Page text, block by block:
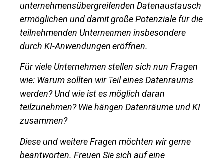
unternehmensübergreifenden Datenaustausch
ermöglichen und damit große Potenziale für die
teilnehmenden Unternehmen insbesondere
durch KI-Anwendungen eröffnen.
Für viele Unternehmen stellen sich nun Fragen
wie: Warum sollten wir Teil eines Datenraums
werden? Und wie ist es möglich daran
teilzunehmen?Wie hängen Datenräume und KI
zusammen?
Diese und weitere Fragen möchten wir gerne
beantworten. Freuen Sie sich auf eine